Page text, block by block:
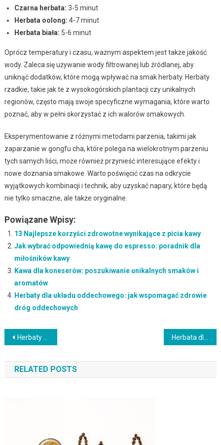
Czarna herbata: 3-5 minut
Herbata oolong: 4-7 minut
Herbata biała: 5-6 minut
Oprócz temperatury i czasu, ważnym aspektem jest także jakość
wody. Zaleca się używanie wody filtrowanej lub źródlanej, aby
uniknąć dodatków, które mogą wpływać na smak herbaty. Herbaty
rzadkie, takie jak te z wysokogórskich plantacji czy unikalnych
regionów, często mają swoje specyficzne wymagania, które warto
poznać, aby w pełni skorzystać z ich walorów smakowych.
Eksperymentowanie z różnymi metodami parzenia, takimi jak
zaparzanie w gongfu cha, które polega na wielokrotnym parzeniu
tych samych liści, może również przynieść interesujące efekty i
nowe doznania smakowe. Warto poświęcić czas na odkrycie
wyjątkowych kombinacji i technik, aby uzyskać napary, które będą
nie tylko smaczne, ale także oryginalne.
Powiązane Wpisy:
13 Najlepsze korzyści zdrowotne wynikające z picia kawy
Jak wybrać odpowiednią kawę do espresso: poradnik dla
miłośników kawy
Kawa dla koneserów: poszukiwanie unikalnych smaków i
aromatów
Herbaty dla układu oddechowego: jak wspomagać zdrowie
dróg oddechowych
Nawigacja
wpisu
Herbaty owocowe: pyszne i orzeźwiające napoje na każdą porę roku
RELATED POSTS